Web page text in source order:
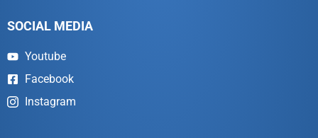
SOCIAL MEDIA
Youtube
Facebook
Instagram